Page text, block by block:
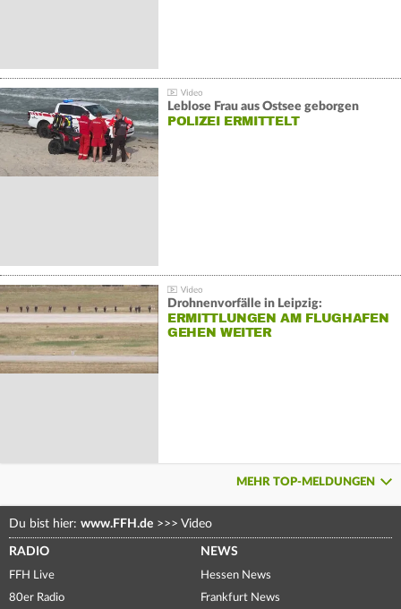
Leblose Frau aus Ostsee geborgen
POLIZEI ERMITTELT
Drohnenvorfälle in Leipzig:
ERMITTLUNGEN AM FLUGHAFEN
GEHEN WEITER
MEHR TOP-MELDUNGEN
Du bist hier: www.FFH.de >>> Video
RADIO
FFH Live
80er Radio
NEWS
Hessen News
Frankfurt News